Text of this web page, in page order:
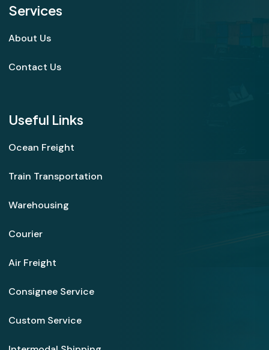
Services
About Us
Contact Us
Useful Links
Ocean Freight
Train Transportation
Warehousing
Courier
Air Freight
Consignee Service
Custom Service